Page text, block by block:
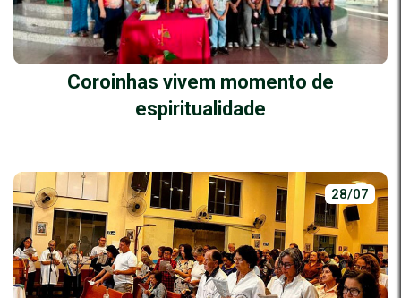
Coroinhas vivem momento de
espiritualidade
28/07